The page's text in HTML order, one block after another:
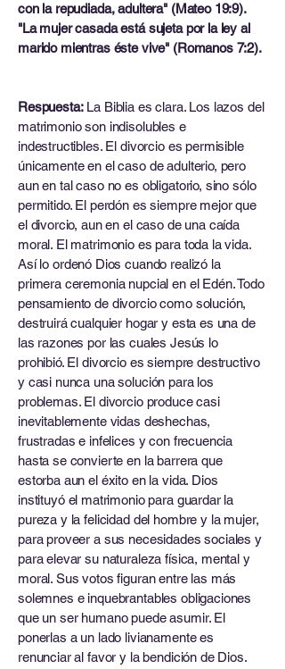
con la repudiada, adultera" (Mateo 19:9).
"La mujer casada está sujeta por la ley al
marido mientras éste vive" (Romanos 7:2).
Respuesta:La Biblia es clara. Los lazos del
matrimonio son indisolubles e
indestructibles. El divorcio es permisible
únicamente en el caso de adulterio, pero
aun en tal caso no es obligatorio, sino sólo
permitido. El perdón es siempre mejor que
el divorcio, aun en el caso de una caída
moral. El matrimonio es para toda la vida.
Así lo ordenó Dios cuando realizó la
primera ceremonia nupcial en el Edén. Todo
pensamiento de divorcio como solución,
destruirá cualquier hogar y esta es una de
las razones por las cuales Jesús lo
prohibió. El divorcio es siempre destructivo
y casi nunca una solución para los
problemas. El divorcio produce casi
inevitablemente vidas deshechas,
frustradas e infelices y con frecuencia
hasta se convierte en la barrera que
estorba aun el éxito en la vida. Dios
instituyó el matrimonio para guardar la
pureza y la felicidad del hombre y la mujer,
para proveer a sus necesidades sociales y
para elevar su naturaleza física, mental y
moral. Sus votos figuran entre las más
solemnes e inquebrantables obligaciones
que un ser humano puede asumir. El
ponerlas a un lado livianamente es
renunciar al favor y la bendición de Dios.